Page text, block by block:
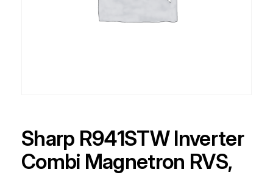
Sharp R941STW Inverter
Combi Magnetron RVS,